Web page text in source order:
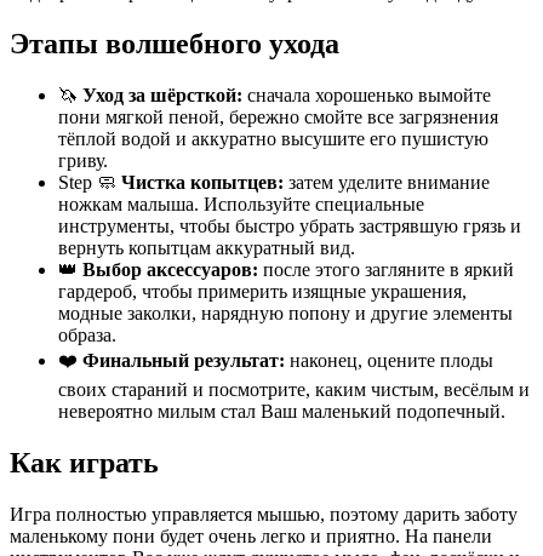
Этапы волшебного ухода
🦄 Уход за шёрсткой: сначала хорошенько вымойте
пони мягкой пеной, бережно смойте все загрязнения
тёплой водой и аккуратно высушите его пушистую
гриву.
Step 🧼 Чистка копытцев: затем уделите внимание
ножкам малыша. Используйте специальные
инструменты, чтобы быстро убрать застрявшую грязь и
вернуть копытцам аккуратный вид.
👑 Выбор аксессуаров: после этого загляните в яркий
гардероб, чтобы примерить изящные украшения,
модные заколки, нарядную попону и другие элементы
образа.
❤️ Финальный результат: наконец, оцените плоды
своих стараний и посмотрите, каким чистым, весёлым и
невероятно милым стал Ваш маленький подопечный.
Как играть
Игра полностью управляется мышью, поэтому дарить заботу
маленькому пони будет очень легко и приятно. На панели